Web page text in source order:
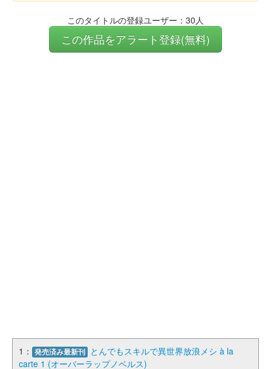
このタイトルの登録ユーザー：30人
この作品をアラート登録(無料)
1： 発売済み最新刊 とんでもスキルで異世界放浪メシ à la
carte 1 (オーバーラップノベルス)